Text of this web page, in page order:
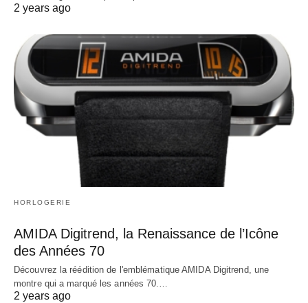
2 years ago
HORLOGERIE
AMIDA Digitrend, la Renaissance de l’Icône
des Années 70
Découvrez la réédition de l'emblématique AMIDA Digitrend, une
montre qui a marqué les années 70.…
2 years ago